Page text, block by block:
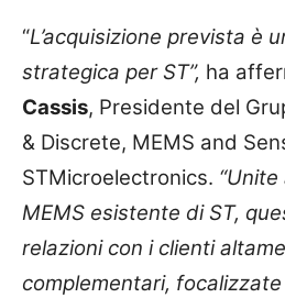
“L’acquisizione prevista è
strategica per ST”, ha
Cassis, Presidente del
& Discrete, MEMS and
STMicroelectronics.
MEMS esistente di ST,
relazioni con i clienti
complementari,